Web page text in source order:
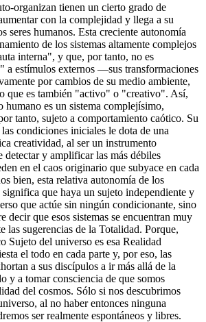
organizan tienen un cierto grado de
con la complejidad y llega a su
seres humanos. Esta creciente autonomía
de los sistemas altamente complejos
interna", y que, por tanto, no es
a estímulos externos ―sus transformaciones
por cambios de su medio ambiente,
es también "activo" o "creativo". Así,
humano es un sistema complejísimo,
tanto, sujeto a comportamiento caótico. Su
condiciones iniciales le dota de una
creatividad, al ser un instrumento
detectar y amplificar las más débiles
en el caos originario que subyace en cada
bien, esta relativa autonomía de los
significa que haya un sujeto independiente y
que actúe sin ningún condicionante, sino
decir que esos sistemas se encuentran muy
las sugerencias de la Totalidad. Porque,
Sujeto del universo es esa Realidad
el todo en cada parte y, por eso, las
a sus discípulos a ir más allá de la
y a tomar consciencia de que somos
del cosmos. Sólo si nos descubrimos
al no haber entonces ninguna
ser realmente espontáneos y libres.